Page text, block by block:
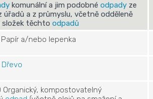
komunální a jim podobné odpadyze
úřadů a z průmyslu, včetně odděleně
složek těchto odpadů
Papír a/nebo lepenka
Dřevo
Organický, kompostovatelný